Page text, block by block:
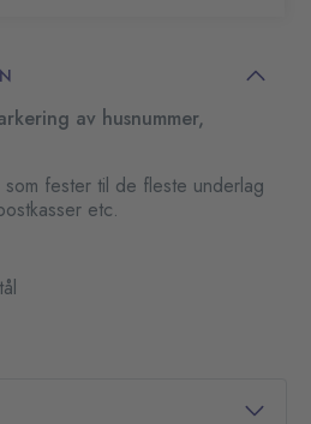
av husnummer,
fester til de fleste underlag
etc.